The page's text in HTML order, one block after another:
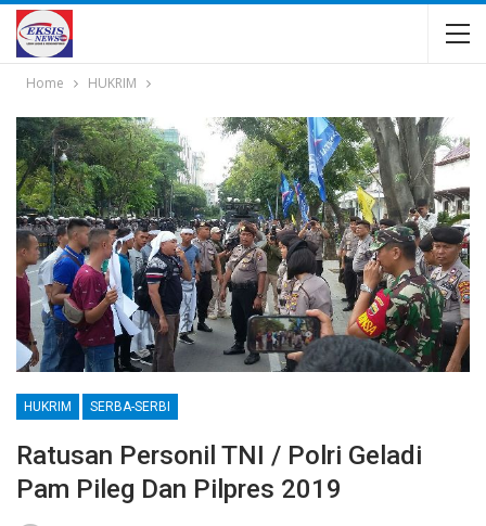
Home HUKRIM
HUKRIM SERBA-SERBI
Ratusan Personil TNI / Polri Geladi
Pam Pileg Dan Pilpres 2019